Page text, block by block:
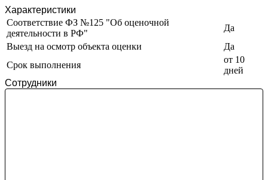
Характеристики
Соответствие ФЗ №125 "Об оценочной
деятельности в РФ"
Да
Выезд на осмотр объекта оценки
Да
Срок выполнения
от 10
дней
Сотрудники
Звенигород
Зеленоград
Зеленодольск
Зея
Златоуст
Иваново
Ивантеевка